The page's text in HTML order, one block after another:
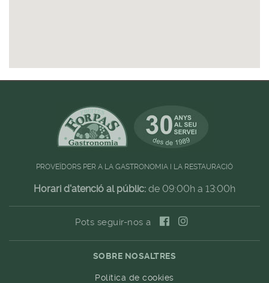
PROVEÏDORS PER A LA GASTRONOMIA I LA RESTAURACIÓ
Horari d'atenció al públic: de 09:00h a 13:00h
Pots seguir-nos a
SOBRE NOSALTRES
Política de cookies